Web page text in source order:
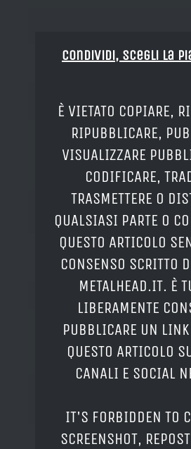
Condividi, Scegli la
È VIETATO COPIARE,
RIPUBBLICARE,
VISUALIZZARE
CODIFICARE,
TRASMETTERE O
QUALSIASI PARTE O
QUESTO ARTICOLO
CONSENSO SCRITTO
METALHEAD.IT. È
LIBERAMENTE
PUBBLICARE UN
QUESTO ARTICOLO
CANALI E SOCIAL
IT'S FORBIDDEN TO
SCREENSHOT,